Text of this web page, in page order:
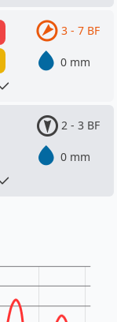
3 - 7 BF
0 mm
2 - 3 BF
0 mm